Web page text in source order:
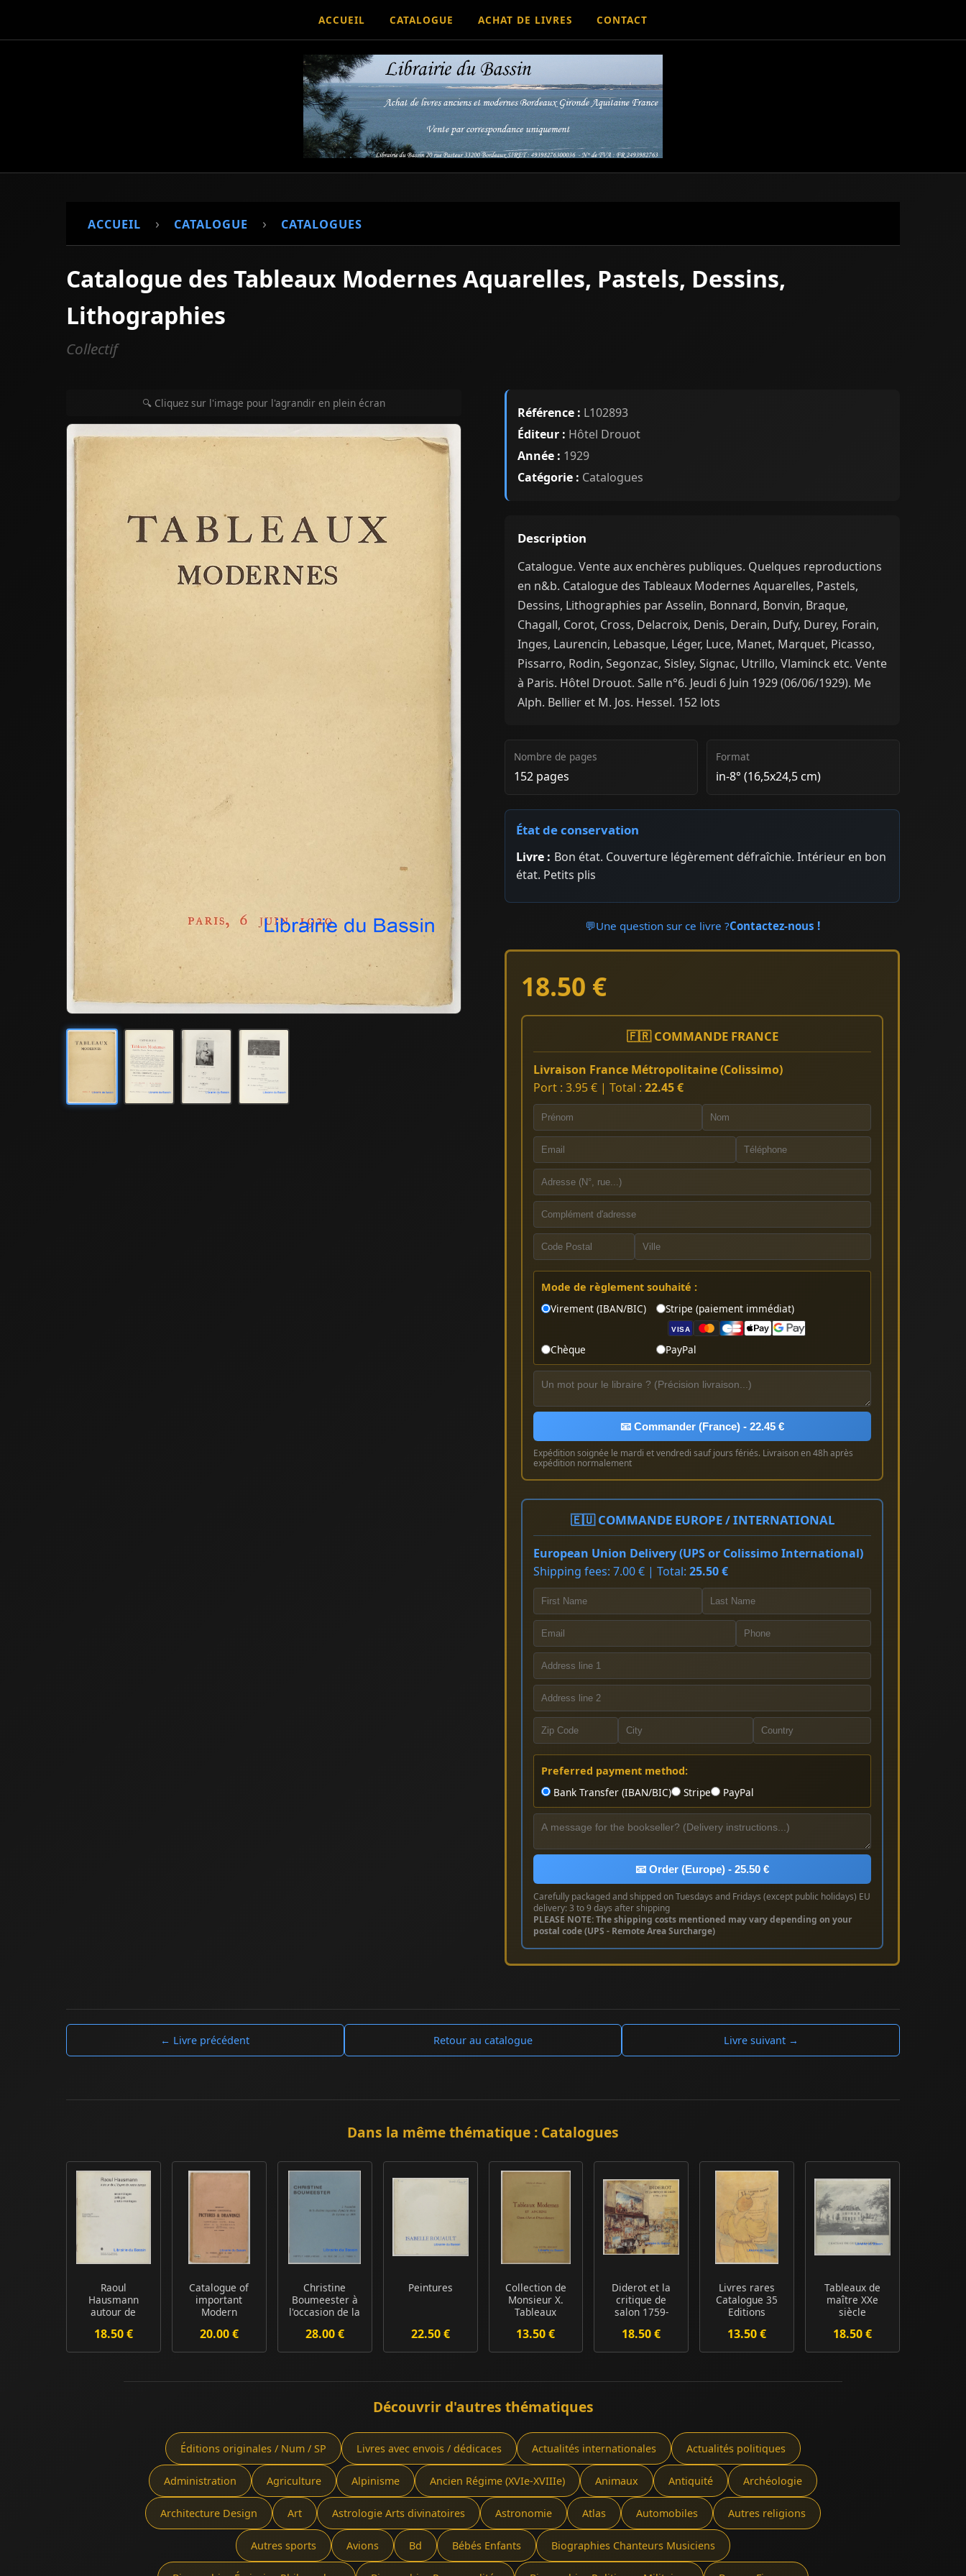
ACCUEIL CATALOGUE ACHAT DE LIVRES CONTACT
ACCUEIL › CATALOGUE › CATALOGUES
Catalogue des Tableaux Modernes Aquarelles, Pastels, Dessins,
Lithographies
Collectif
🔍 Cliquez sur l'image pour l'agrandir en plein écran
Référence : L102893
Éditeur : Hôtel Drouot
Année : 1929
Catégorie : Catalogues
Description
Catalogue. Vente aux enchères publiques. Quelques reproductions
en n&b. Catalogue des Tableaux Modernes Aquarelles, Pastels,
Dessins, Lithographies par Asselin, Bonnard, Bonvin, Braque,
Chagall, Corot, Cross, Delacroix, Denis, Derain, Dufy, Durey, Forain,
Inges, Laurencin, Lebasque, Léger, Luce, Manet, Marquet, Picasso,
Pissarro, Rodin, Segonzac, Sisley, Signac, Utrillo, Vlaminck etc. Vente
à Paris. Hôtel Drouot. Salle n°6. Jeudi 6 Juin 1929 (06/06/1929). Me
Alph. Bellier et M. Jos. Hessel. 152 lots
Nombre de pages
152 pages
Format
in-8° (16,5x24,5 cm)
État de conservation
Livre : Bon état. Couverture légèrement défraîchie. Intérieur en bon
état. Petits plis
💬Une question sur ce livre ?Contactez-nous !
18.50 €
🇫🇷 COMMANDE FRANCE
Livraison France Métropolitaine (Colissimo)
Port : 3.95 € | Total : 22.45 €
Mode de règlement souhaité :
Virement (IBAN/BIC)
Stripe (paiement immédiat)
VISA
Chèque PayPal
📧 Commander (France) - 22.45 €
Expédition soignée le mardi et vendredi sauf jours fériés. Livraison en 48h après
expédition normalement
🇪🇺 COMMANDE EUROPE / INTERNATIONAL
European Union Delivery (UPS or Colissimo International)
Shipping fees: 7.00 € | Total: 25.50 €
Preferred payment method:
Bank Transfer (IBAN/BIC)
Stripe PayPal
📧 Order (Europe) - 25.50 €
Carefully packaged and shipped on Tuesdays and Fridays (except public holidays) EU
delivery: 3 to 9 days after shipping
PLEASE NOTE: The shipping costs mentioned may vary depending on your
postal code (UPS - Remote Area Surcharge)
← Livre précédent Retour au catalogue Livre suivant →
Dans la même thématique : Catalogues
Raoul
Hausmann
autour de
temps
18.50 €
Catalogue of
important
Modern
Drawings of ...
20.00 €
Christine
Boumeester à
l'occasion de la
exposit...
28.00 €
Peintures
22.50 €
Collection de
Monsieur X.
Tableaux
anciens ...
13.50 €
Diderot et la
critique de
salon 1759-
18.50 €
Livres rares
Catalogue 35
Editions
Exemplair...
13.50 €
Tableaux de
maître XXe
siècle
18.50 €
Découvrir d'autres thématiques
Éditions originales / Num / SP Livres avec envois / dédicaces Actualités internationales Actualités politiques
Administration Agriculture Alpinisme Ancien Régime (XVIe-XVIIIe) Animaux Antiquité Archéologie
Architecture Design Art Astrologie Arts divinatoires Astronomie Atlas Automobiles Autres religions
Autres sports Avions Bd Bébés Enfants Biographies Chanteurs Musiciens